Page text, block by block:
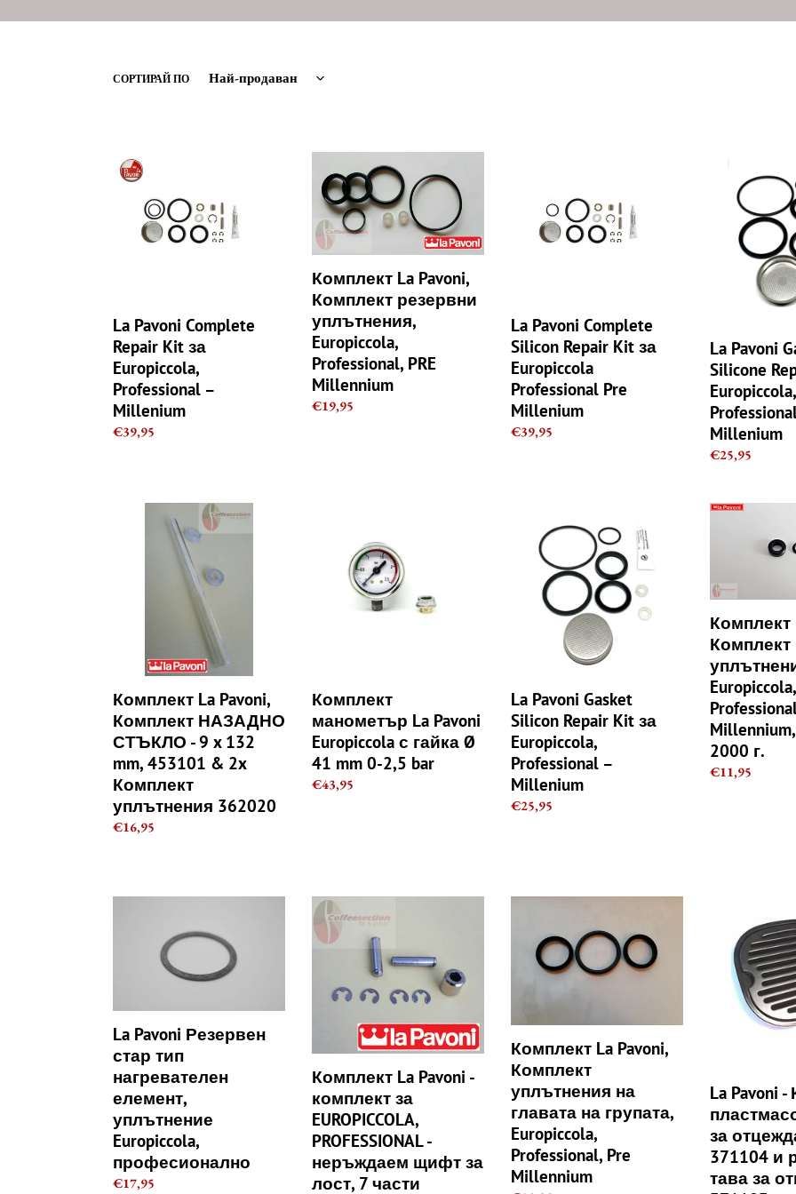
к
СОРТИРАЙ ПО
La
Pavoni
Complete
Repair
–
Millenium
La Pavoni Complete
Repair Kit за
Europiccola,
Professional –
Millenium
Regular
€39,95
La
Pavoni,
Комплект
резервни
уплътнения,
Europiccola,
Professional,
PRE
Millennium
Комплект La Pavoni,
Комплект резервни
уплътнения,
Europiccola,
Professional, PRE
Millennium
Regular
€19,95
Complete
Silicon
Repair
Professional
Pre
Millenium
La Pavoni Complete
Silicon Repair Kit за
Europiccola
Professional Pre
Millenium
Regular
€39,95
Pavoni
Gasket
Silicone
Repair
Europiccola,
Professional
Millenium
La Pavoni
Silicone
Europiccola,
Millenium
Regular
€25,95
mm,
453101
&
2x
Комплект
уплътнения
362020
Комплект La Pavoni,
Комплект НАЗАДНО
СТЪКЛО - 9 x 132
mm, 453101 & 2x
Комплект
уплътнения 362020
Regular
€16,95
Pavoni
Europiccola
0-
2,5
bar
Комплект
манометър La Pavoni
Europiccola с гайка Ø
41 mm 0-2,5 bar
Regular
€43,95
Pavoni
Gasket
Silicon
Repair
Europiccola,
Professional
Millenium
La Pavoni Gasket
Silicon Repair Kit за
Europiccola,
Professional –
Millenium
Regular
€25,95
Комплект
уплътнения
пара,
Europiccola,
Professional,
Millennium,
преди
2000
г.
Комплект
Комплект
Europiccola,
2000 г.
Regular
€11,95
Резервен
уплътнение
Europiccola,
професионално
La Pavoni Резервен
стар тип
нагревателен
елемент,
уплътнение
Europiccola,
професионално
Regular
€17,95
Комплект
La
Pavoni
комплект
EUROPICCOLA,
PROFESSIONAL
неръждаем
щифт
за
лост,
7
части
Комплект La Pavoni -
комплект за
EUROPICCOLA,
PROFESSIONAL -
неръждаем щифт за
лост, 7 части
Pavoni,
Комплект
главата
на
групата,
Europiccola,
Professional,
Pre
Millennium
Комплект La Pavoni,
Комплект
уплътнения на
главата на групата,
Europiccola,
Professional, Pre
Millennium
Комплект
пластмасова
и
решетка
за
тава
за
La Pavoni
за
371104 и
тава за